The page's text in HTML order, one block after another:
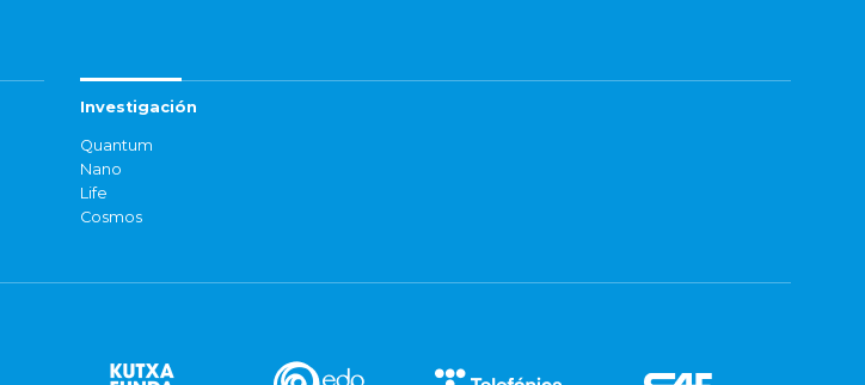
Investigación
Quantum
Nano
Life
Cosmos